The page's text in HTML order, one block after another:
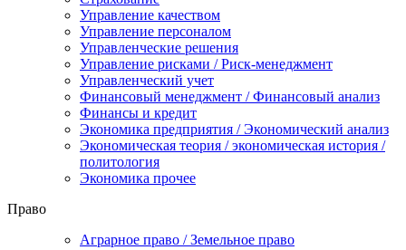
Управление качеством
Управление персоналом
Управленческие решения
Управление рисками / Риск-менеджмент
Управленческий учет
Финансовый менеджмент / Финансовый анализ
Финансы и кредит
Экономика предприятия / Экономический анализ
Экономическая теория / экономическая история /
политология
Экономика прочее
Право
Аграрное право / Земельное право